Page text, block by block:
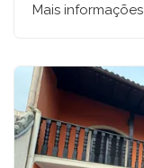
Mais informações